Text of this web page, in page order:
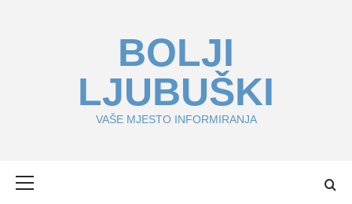
BOLJI
LJUBUŠKI
VAŠE MJESTO INFORMIRANJA